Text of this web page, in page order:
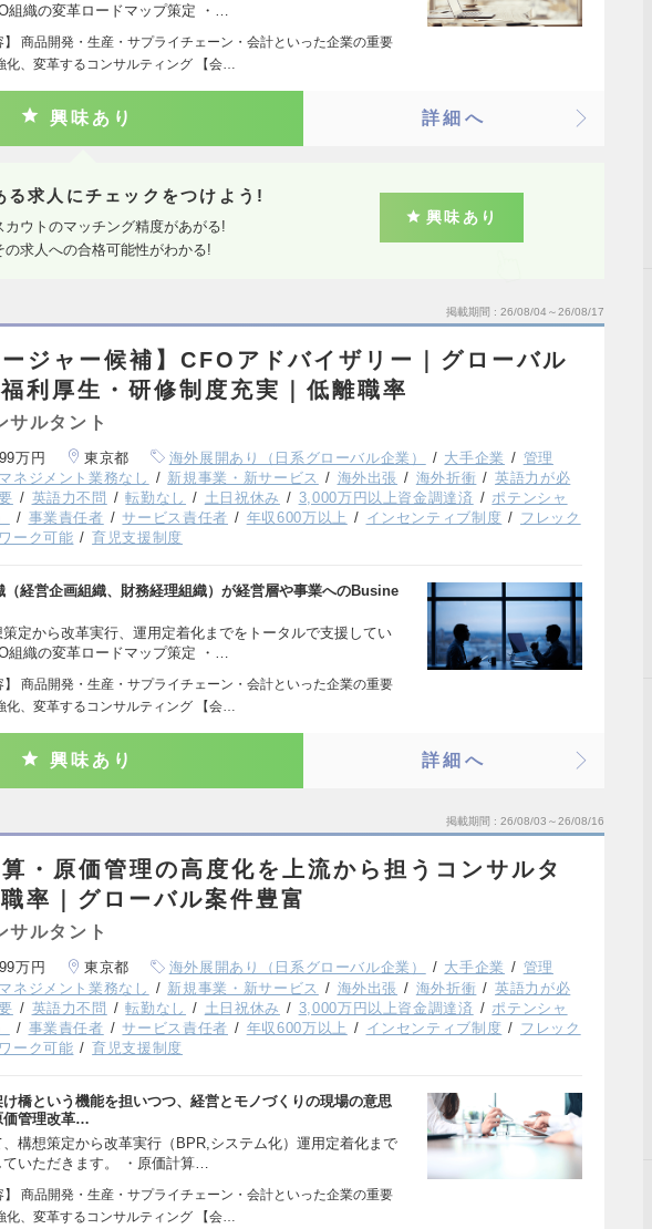
組織の変革ロードマップ策定 ・…
】 商品開発・生産・サプライチェーン・会計といった企業の重要
化、変革するコンサルティング 【会…
興味あり 詳細へ
る求人にチェックをつけよう!
カウトのマッチング精度があがる!
の求人への合格可能性がわかる!
興味あり
掲載期間 26/08/04～26/08/17
ージャー候補】CFOアドバイザリー｜グローバル
利厚生・研修制度充実｜低離職率
サルタント
万円 東京都 海外展開あり（日系グローバル企業） 大手企業
管理
マネジメント業務なし 新規事業・新サービス 海外出張 海外折衝
英語力が必
英語力不問 転勤なし 土日祝休み 3,000万円以上資金調達済
ポテンシャ
事業責任者 サービス責任者 年収600万以上 インセンティブ制度
フレック
ーク可能 育児支援制度
（経営企画組織、財務経理組織）が経営層や事業へのBusine
定から改革実行、運用定着化までをトータルで支援してい
組織の変革ロードマップ策定 ・…
】 商品開発・生産・サプライチェーン・会計といった企業の重要
化、変革するコンサルティング 【会…
興味あり 詳細へ
掲載期間 26/08/03～26/08/16
・原価管理の高度化を上流から担うコンサルタ
率｜グローバル案件豊富
サルタント
万円 東京都 海外展開あり（日系グローバル企業） 大手企業
管理
マネジメント業務なし 新規事業・新サービス 海外出張 海外折衝
英語力が必
英語力不問 転勤なし 土日祝休み 3,000万円以上資金調達済
ポテンシャ
事業責任者 サービス責任者 年収600万以上 インセンティブ制度
フレック
ーク可能 育児支援制度
橋という機能を担いつつ、経営とモノづくりの現場の意思
価管理改革…
構想策定から改革実行（BPR,システム化）運用定着化まで
いただきます。 ・原価計算…
】 商品開発・生産・サプライチェーン・会計といった企業の重要
化、変革するコンサルティング 【会…